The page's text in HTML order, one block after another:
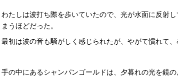
わたしは波打ち際を歩いていたので、光が水面に反射
まうほどだった。
最初は波の音も騒がしく感じられたが、やがて慣れて
手の中にあるシャンパンゴールドは、夕暮れの光を鏡の